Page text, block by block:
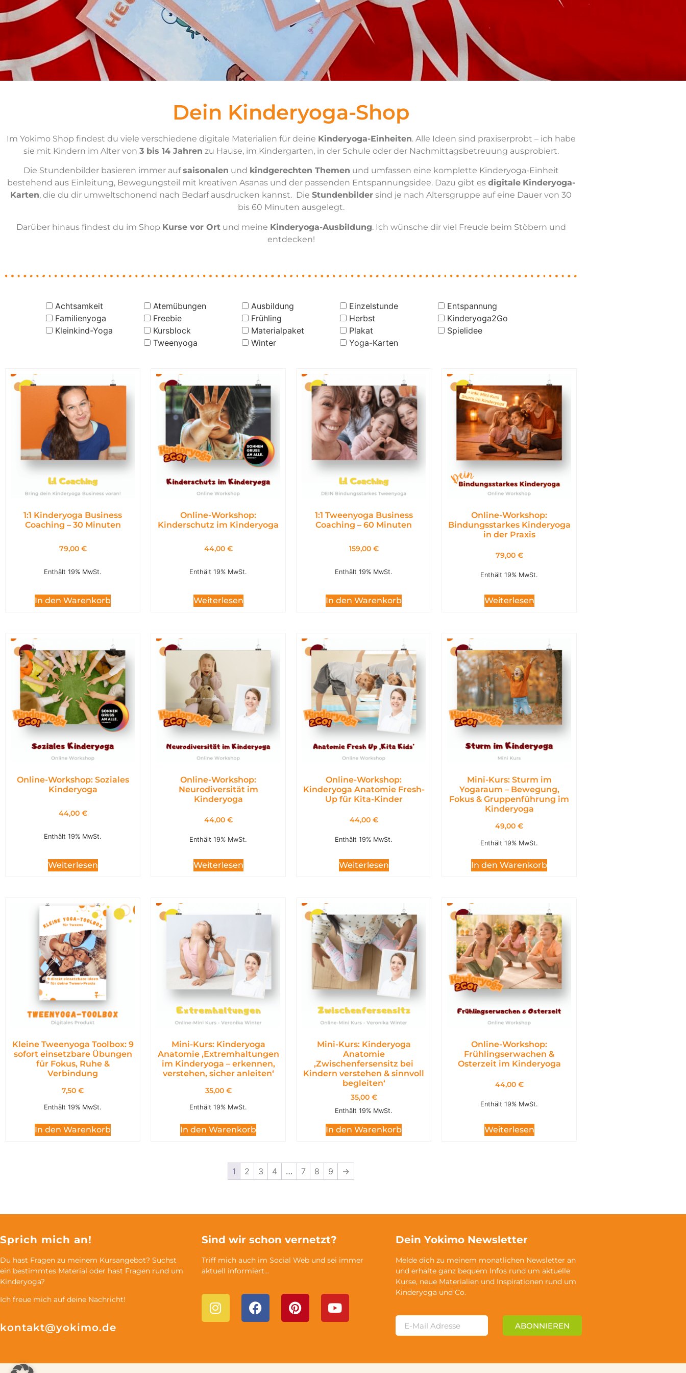
Dein Kinderyoga-Shop
Im Yokimo Shop findest du viele verschiedene digitale Materialien für deine Kinderyoga-Einheiten. Alle Ideen sind praxiserprobt – ich habe
sie mit Kindern im Alter von 3 bis 14 Jahren zu Hause, im Kindergarten, in der Schule oder der Nachmittagsbetreuung ausprobiert.
Die Stundenbilder basieren immer aufsaisonalen und kindgerechten Themen und umfassen eine komplette Kinderyoga-Einheit
bestehend aus Einleitung, Bewegungsteil mit kreativen Asanas und der passenden Entspannungsidee. Dazu gibt es digitale Kinderyoga-
Karten, die du dir umweltschonend nach Bedarf ausdrucken kannst. Die Stundenbilder sind je nach Altersgruppe auf eine Dauer von 30
bis 60 Minuten ausgelegt.
Darüber hinaus findest du im Shop Kurse vor Ortund meine Kinderyoga-Ausbildung. Ich wünsche dir viel Freude beim Stöbern und
entdecken!
Achtsamkeit Atemübungen Ausbildung Einzelstunde
Entspannung
Familienyoga
Freebie Frühling Herbst
Kinderyoga2Go
Kleinkind-Yoga
Kursblock Materialpaket Plakat
Spielidee
Tweenyoga
Winter Yoga-Karten
1:1 Kinderyoga Business
Coaching – 30 Minuten
79,00 €
Enthält 19% MwSt.
In den Warenkorb
Online-Workshop:
Kinderschutz im Kinderyoga
44,00 €
Enthält 19% MwSt.
Weiterlesen
1:1 Tweenyoga Business
Coaching – 60 Minuten
159,00 €
Enthält 19% MwSt.
In den Warenkorb
Online-Workshop:
Bindungsstarkes Kinderyoga
in der Praxis
79,00 €
Enthält 19% MwSt.
Weiterlesen
Online-Workshop: Soziales
Kinderyoga
44,00 €
Enthält 19% MwSt.
Weiterlesen
Online-Workshop:
Neurodiversität im
Kinderyoga
44,00 €
Enthält 19% MwSt.
Weiterlesen
Online-Workshop:
Kinderyoga Anatomie Fresh-
Up für Kita-Kinder
44,00 €
Enthält 19% MwSt.
Weiterlesen
Mini-Kurs: Sturm im
Yogaraum – Bewegung,
Fokus & Gruppenführung im
Kinderyoga
49,00 €
Enthält 19% MwSt.
In den Warenkorb
Kleine Tweenyoga Toolbox: 9
sofort einsetzbare Übungen
für Fokus, Ruhe &
Verbindung
7,50 €
Enthält 19% MwSt.
In den Warenkorb
Mini-Kurs: Kinderyoga
Anatomie ,Extremhaltungen
im Kinderyoga – erkennen,
verstehen, sicher anleiten‘
35,00 €
Enthält 19% MwSt.
In den Warenkorb
Mini-Kurs: Kinderyoga
Anatomie
,Zwischenfersensitz bei
Kindern verstehen & sinnvoll
begleiten‘
35,00 €
Enthält 19% MwSt.
In den Warenkorb
Online-Workshop:
Frühlingserwachen &
Osterzeit im Kinderyoga
44,00 €
Enthält 19% MwSt.
Weiterlesen
1 2 3 4 … 7 8 9 →
Sprich mich an!
Du hast Fragen zu meinem Kursangebot? Suchst
ein bestimmtes Material oder hast Fragen rund um
Kinderyoga?
Ich freue mich auf deine Nachricht!
kontakt@yokimo.de
Sind wir schon vernetzt?
Triff mich auch im Social Web und sei immer
aktuell informiert…
Dein Yokimo Newsletter
Melde dich zu meinem monatlichen Newsletter an
und erhalte ganz bequem Infos rund um aktuelle
Kurse, neue Materialien und Inspirationen rund um
Kinderyoga und Co.
ABONNIEREN